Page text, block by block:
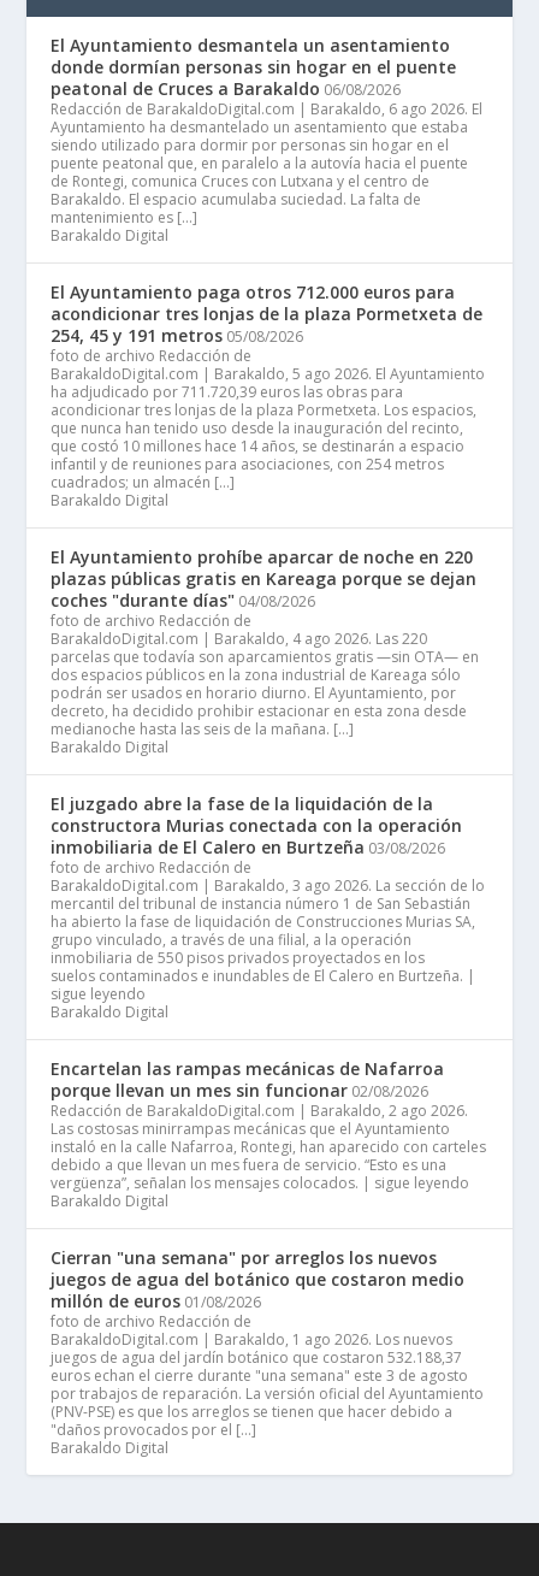
El Ayuntamiento desmantela un asentamiento
donde dormían personas sin hogar en el puente
peatonal de Cruces a Barakaldo 06/08/2026
Redacción de BarakaldoDigital.com | Barakaldo, 6 ago 2026. El
Ayuntamiento ha desmantelado un asentamiento que estaba
siendo utilizado para dormir por personas sin hogar en el
puente peatonal que, en paralelo a la autovía hacia el puente
de Rontegi, comunica Cruces con Lutxana y el centro de
Barakaldo. El espacio acumulaba suciedad. La falta de
mantenimiento es […]
Barakaldo Digital
El Ayuntamiento paga otros 712.000 euros para
acondicionar tres lonjas de la plaza Pormetxeta de
254, 45 y 191 metros 05/08/2026
foto de archivo Redacción de
BarakaldoDigital.com | Barakaldo, 5 ago 2026. El Ayuntamiento
ha adjudicado por 711.720,39 euros las obras para
acondicionar tres lonjas de la plaza Pormetxeta. Los espacios,
que nunca han tenido uso desde la inauguración del recinto,
que costó 10 millones hace 14 años, se destinarán a espacio
infantil y de reuniones para asociaciones, con 254 metros
cuadrados; un almacén […]
Barakaldo Digital
El Ayuntamiento prohíbe aparcar de noche en 220
plazas públicas gratis en Kareaga porque se dejan
coches "durante días" 04/08/2026
foto de archivo Redacción de
BarakaldoDigital.com | Barakaldo, 4 ago 2026. Las 220
parcelas que todavía son aparcamientos gratis —sin OTA— en
dos espacios públicos en la zona industrial de Kareaga sólo
podrán ser usados en horario diurno. El Ayuntamiento, por
decreto, ha decidido prohibir estacionar en esta zona desde
medianoche hasta las seis de la mañana. […]
Barakaldo Digital
El juzgado abre la fase de la liquidación de la
constructora Murias conectada con la operación
inmobiliaria de El Calero en Burtzeña 03/08/2026
foto de archivo Redacción de
BarakaldoDigital.com | Barakaldo, 3 ago 2026. La sección de lo
mercantil del tribunal de instancia número 1 de San Sebastián
ha abierto la fase de liquidación de Construcciones Murias SA,
grupo vinculado, a través de una filial, a la operación
inmobiliaria de 550 pisos privados proyectados en los
suelos contaminados e inundables de El Calero en Burtzeña. |
sigue leyendo
Barakaldo Digital
Encartelan las rampas mecánicas de Nafarroa
porque llevan un mes sin funcionar 02/08/2026
Redacción de BarakaldoDigital.com | Barakaldo, 2 ago 2026.
Las costosas minirrampas mecánicas que el Ayuntamiento
instaló en la calle Nafarroa, Rontegi, han aparecido con carteles
debido a que llevan un mes fuera de servicio. “Esto es una
vergüenza”, señalan los mensajes colocados. | sigue leyendo
Barakaldo Digital
Cierran "una semana" por arreglos los nuevos
juegos de agua del botánico que costaron medio
millón de euros 01/08/2026
foto de archivo Redacción de
BarakaldoDigital.com | Barakaldo, 1 ago 2026. Los nuevos
juegos de agua del jardín botánico que costaron 532.188,37
euros echan el cierre durante "una semana" este 3 de agosto
por trabajos de reparación. La versión oficial del Ayuntamiento
(PNV-PSE) es que los arreglos se tienen que hacer debido a
"daños provocados por el […]
Barakaldo Digital